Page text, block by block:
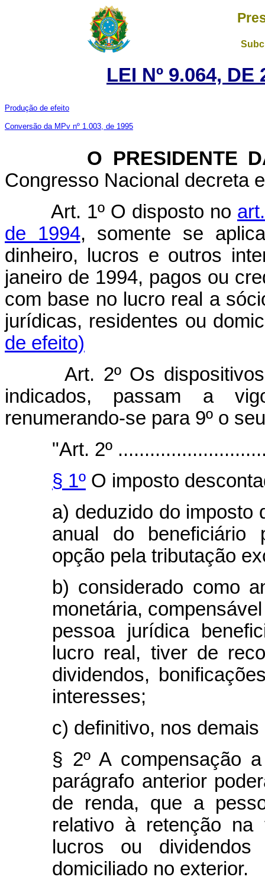
LEI Nº 9.064, DE
Produção de efeito
Conversão da MPv nº 1.003, de 1995
O PRESIDENTE DA
Congresso Nacional decreta
Art. 1º O disposto no
de 1994, somente se
dinheiro, lucros e outros
janeiro de 1994, pagos ou
com base no lucro real a
jurídicas, residentes ou
de efeito)
Art. 2º Os
indicados, passam a
renumerando-se para 9º o
"Art. 2º
§ 1º O imposto
a) deduzido do imposto
anual do beneficiário
opção pela tributação
b) considerado como
monetária,
pessoa jurídica
lucro real, tiver de
dividendos,
interesses;
c) definitivo, nos
§ 2º A compensação
parágrafo anterior
de renda, que a
relativo à retenção
lucros ou
domiciliado no exterior.